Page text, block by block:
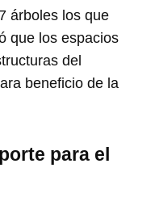
árboles los que
que los espacios
del
beneficio de la
para el